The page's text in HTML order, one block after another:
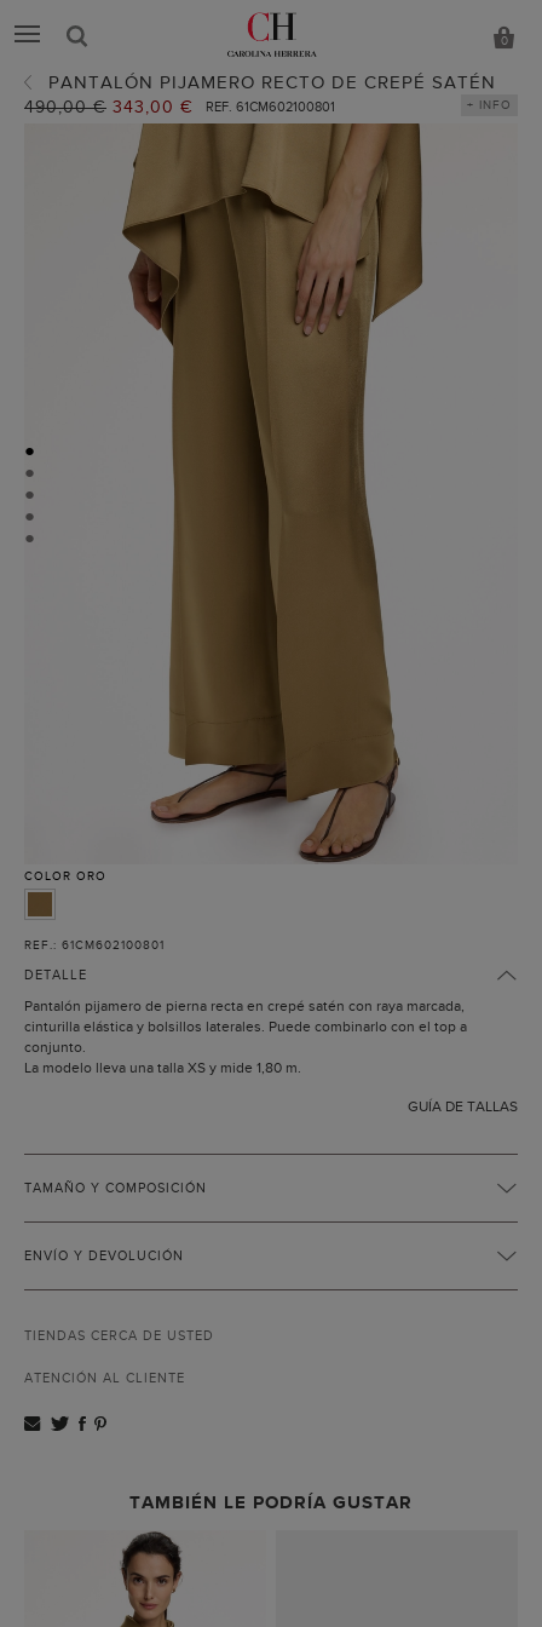
0
PANTALÓN PIJAMERO RECTO DE CREPÉ SATÉN
Precio
490,00 € Precio
actual:
343,00 € REF. 61CM602100801 + INFO
●
●
●
●
●
COLOR ORO
REF.: 61CM602100801
DETALLE
Pantalón pijamero de pierna recta en crepé satén con raya marcada,
cinturilla elástica y bolsillos laterales. Puede combinarlo con el top a
conjunto.
La modelo lleva una talla XS y mide 1,80 m.
GUÍA DE TALLAS
TAMAÑO Y COMPOSICIÓN
ENVÍO Y DEVOLUCIÓN
TIENDAS CERCA DE USTED
ATENCIÓN AL CLIENTE
TAMBIÉN LE PODRÍA GUSTAR